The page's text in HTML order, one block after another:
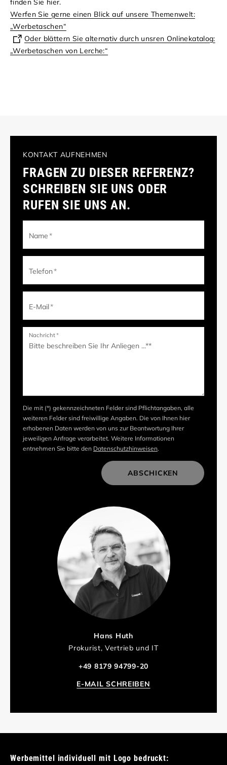
finden Sie hier.
Werfen Sie gerne einen Blick auf unsere Themenwelt:
„Werbetaschen“
Oder blättern Sie alternativ durch unsren Onlinekatalog:
„Werbetaschen von Lerche:“
Hans Huth
Prokurist, Vertrieb und IT
+49 8179 94799-20
E-MAIL SCHREIBEN
KONTAKT AUFNEHMEN
FRAGEN ZU DIESER REFERENZ?
SCHREIBEN SIE UNS ODER
RUFEN SIE UNS AN.
Name*
Telefon*
E-Mail*
Nachricht*
Die mit (*) gekennzeichneten Felder sind Pflichtangaben, alle
weiteren Felder sind freiwillige Angaben. Die von Ihnen hier
erhobenen Daten werden von uns zur Beantwortung Ihrer
jeweiligen Anfrage verarbeitet. Weitere Informationen
entnehmen Sie bitte den Datenschutzhinweisen.
ABSCHICKEN
Werbemittel individuell mit Logo bedruckt: